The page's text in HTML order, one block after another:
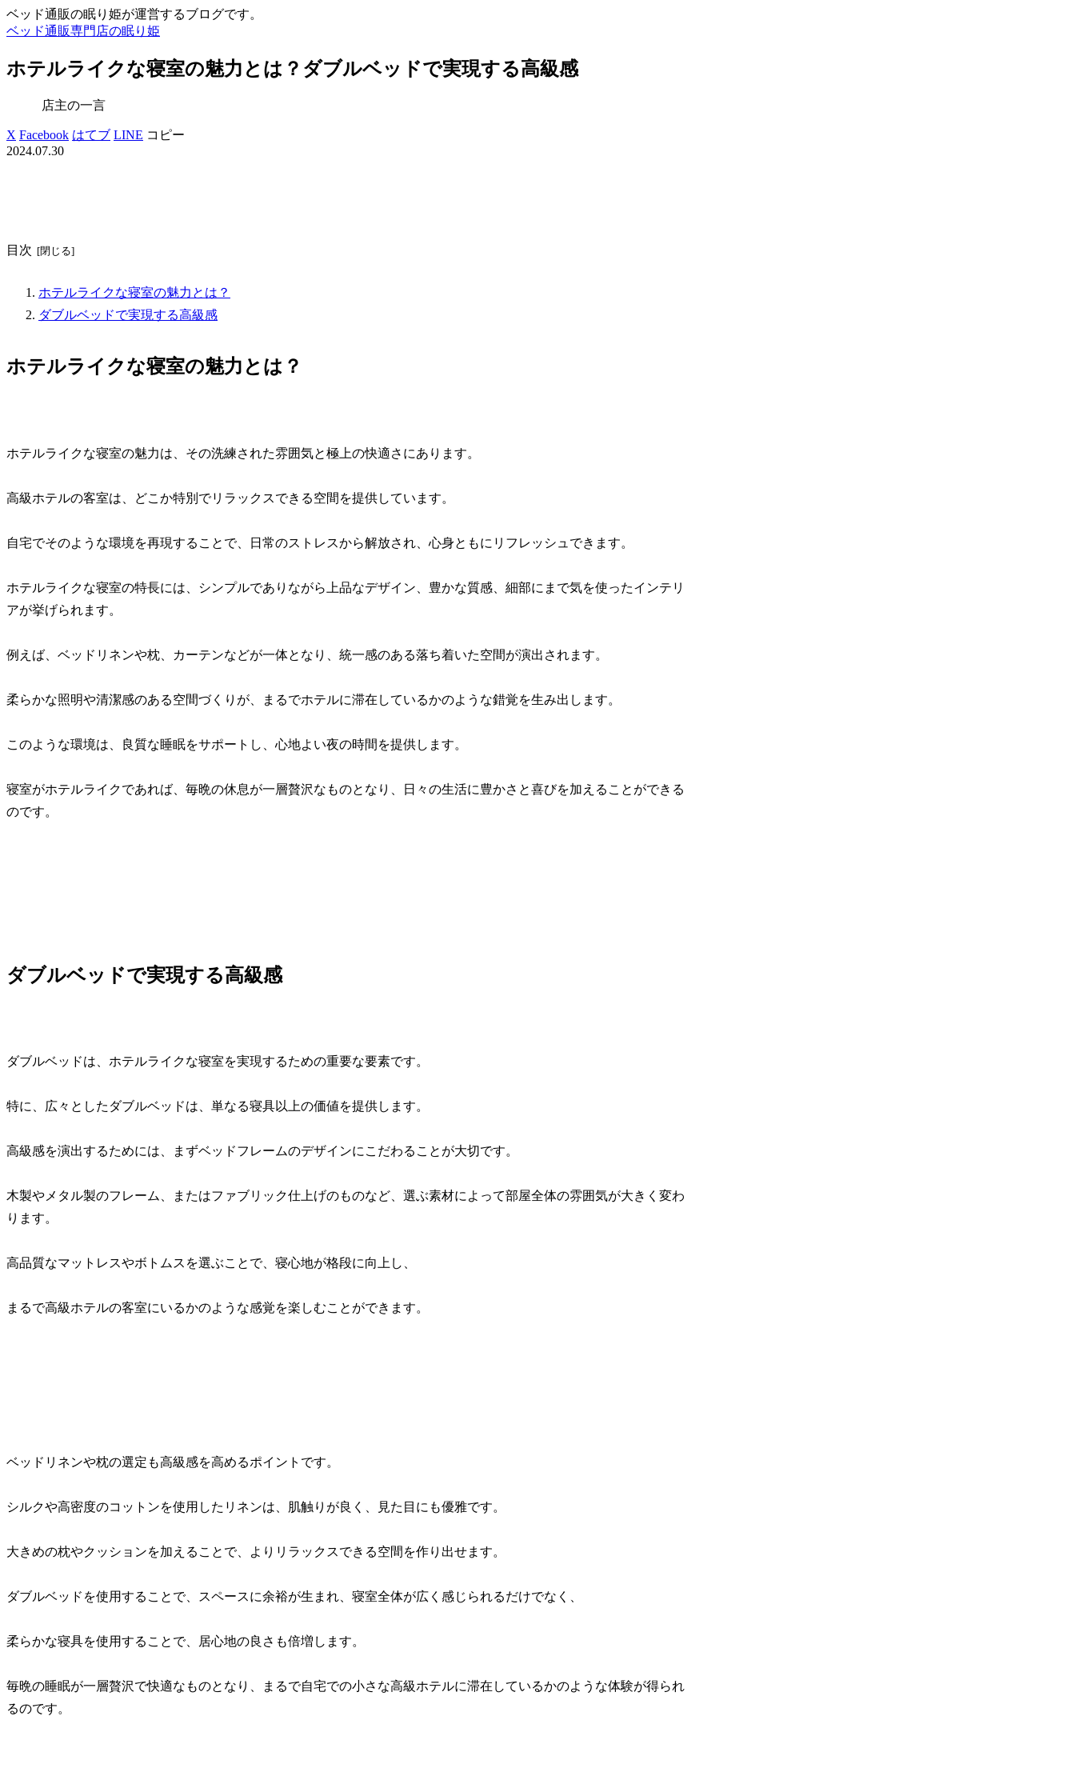
ベッド通販の眠り姫が運営するブログです。
ベッド通販専門店の眠り姫
ホテルライクな寝室の魅力とは？ダブルベッドで実現する高級感
店主の一言
X Facebook はてブ LINE コピー
2024.07.30
目次
ホテルライクな寝室の魅力とは？
ダブルベッドで実現する高級感
ホテルライクな寝室の魅力とは？
ホテルライクな寝室の魅力は、その洗練された雰囲気と極上の快適さにあります。
高級ホテルの客室は、どこか特別でリラックスできる空間を提供しています。
自宅でそのような環境を再現することで、日常のストレスから解放され、心身ともにリフレッシュできます。
ホテルライクな寝室の特長には、シンプルでありながら上品なデザイン、豊かな質感、細部にまで気を使ったインテリ
アが挙げられます。
例えば、ベッドリネンや枕、カーテンなどが一体となり、統一感のある落ち着いた空間が演出されます。
柔らかな照明や清潔感のある空間づくりが、まるでホテルに滞在しているかのような錯覚を生み出します。
このような環境は、良質な睡眠をサポートし、心地よい夜の時間を提供します。
寝室がホテルライクであれば、毎晩の休息が一層贅沢なものとなり、日々の生活に豊かさと喜びを加えることができる
のです。
ダブルベッドで実現する高級感
ダブルベッドは、ホテルライクな寝室を実現するための重要な要素です。
特に、広々としたダブルベッドは、単なる寝具以上の価値を提供します。
高級感を演出するためには、まずベッドフレームのデザインにこだわることが大切です。
木製やメタル製のフレーム、またはファブリック仕上げのものなど、選ぶ素材によって部屋全体の雰囲気が大きく変わ
ります。
高品質なマットレスやボトムスを選ぶことで、寝心地が格段に向上し、
まるで高級ホテルの客室にいるかのような感覚を楽しむことができます。
ベッドリネンや枕の選定も高級感を高めるポイントです。
シルクや高密度のコットンを使用したリネンは、肌触りが良く、見た目にも優雅です。
大きめの枕やクッションを加えることで、よりリラックスできる空間を作り出せます。
ダブルベッドを使用することで、スペースに余裕が生まれ、寝室全体が広く感じられるだけでなく、
柔らかな寝具を使用することで、居心地の良さも倍増します。
毎晩の睡眠が一層贅沢で快適なものとなり、まるで自宅での小さな高級ホテルに滞在しているかのような体験が得られ
るのです。